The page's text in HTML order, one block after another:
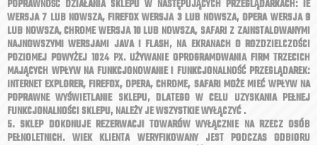
POPRAWNOŚĆ DZIAŁANIA SKLEPU W NASTĘPUJĄCYCH PRZEGLĄDARKACH: IE
WERSJA 7 LUB NOWSZA, FIREFOX WERSJA 3 LUB NOWSZA, OPERA WERSJA 9
LUB NOWSZA, CHROME WERSJA 10 LUB NOWSZA, SAFARI Z ZAINSTALOWANYMI
NAJNOWSZYMI WERSJAMI JAVA I FLASH, NA EKRANACH O ROZDZIELCZOŚCI
POZIOMEJ POWYŻEJ 1024 PX. UŻYWANIE OPROGRAMOWANIA FIRM TRZECICH
MAJĄCYCH WPŁYW NA FUNKCJONOWANIE I FUNKCJONALNOŚĆ PRZEGLĄDAREK:
INTERNET EXPLORER, FIREFOX, OPERA, CHROME, SAFARI MOŻE MIEĆ WPŁYW NA
POPRAWNE WYŚWIETLANIE SKLEPU, DLATEGO W CELU UZYSKANIA PEŁNEJ
FUNKCJONALNOŚCI SKLEPU, NALEŻY JE WSZYSTKIE WYŁĄCZYĆ .
5. SKLEP DOKONUJE REZERWACJI TOWARÓW WYŁĄCZNIE NA RZECZ OSÓB
PEŁNOLETNICH. WIEK KLIENTA WERYFIKOWANY JEST PODCZAS ODBIORU